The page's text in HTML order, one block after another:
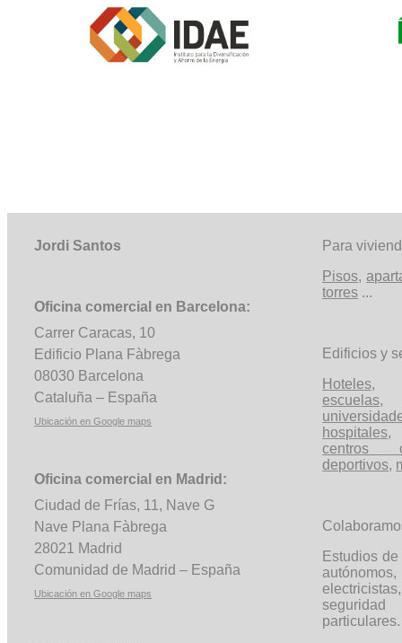
Jordi Santos
Oficina comercial en Barcelona:
Carrer Caracas, 10
Edificio Plana Fàbrega
08030 Barcelona
Cataluña – España
Ubicación en Google maps
Oficina comercial en Madrid:
Ciudad de Frías, 11, Nave G
Nave Plana Fàbrega
28021 Madrid
Comunidad de Madrid – España
Ubicación en Google maps
Para
Pisos,
torres ...
Edificios y
Hoteles
escuelas
hospitales,
centros
deportivos,
Estudios
particulares.